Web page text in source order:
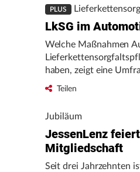
PLUS
LkSG im
Welche Maßnahmen
haben, zeigt eine
Teilen
Jubiläum
JessenLenz
Mitgliedschaft
Seit drei Jahrzehnten